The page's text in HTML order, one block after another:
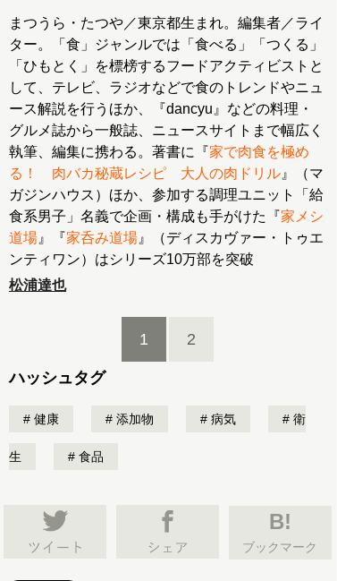
まつうら・たつや／東京都生まれ。編集者／ライ
ター。「食」ジャンルでは「食べる」「つくる」
「ひもとく」を標榜するフードアクティビストと
して、テレビ、ラジオなどで食のトレンドやニュ
ース解説を行うほか、『dancyu』などの料理・
グルメ誌から一般誌、ニュースサイトまで幅広く
執筆、編集に携わる。著書に『家で肉食を極め
る！ 肉バカ秘蔵レシピ 大人の肉ドリル 』（マ
ガジンハウス）ほか、参加する調理ユニット「給
食系男子」名義で企画・構成も手がけた『家メシ
道場 』『家呑み道場 』（ディスカヴァー・トゥエ
ンティワン）はシリーズ10万部を突破
松浦達也
1 2
ハッシュタグ
健康 添加物 病気 衛
生 食品
B!
ブックマーク